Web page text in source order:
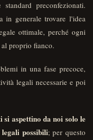
preconfezionati.
in generale trovare l'idea
ottimale, perché ogni
proprio fianco.
in una fase precoce,
legali necessarie e poi
aspettino da noi solo le
possibili; per questo